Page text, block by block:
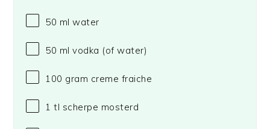
50 ml water
50 ml vodka (of water)
100 gram creme fraiche
1 tl scherpe mosterd